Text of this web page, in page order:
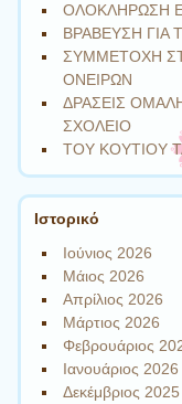
ΟΛΟΚΛΗΡΩΣΗ
ΒΡΑΒΕΥΣΗ ΓΙΑ
ΣΥΜΜΕΤΟΧΗ
ΟΝΕΙΡΩΝ
ΔΡΑΣΕΙΣ
ΣΧΟΛΕΙΟ
ΤΟΥ ΚΟΥΤΙΟΥ
Ιστορικό
Ιούνιος 2026
Μάιος 2026
Απρίλιος 2026
Μάρτιος 2026
Φεβρουάριος
Ιανουάριος 2026
Δεκέμβριος 2025